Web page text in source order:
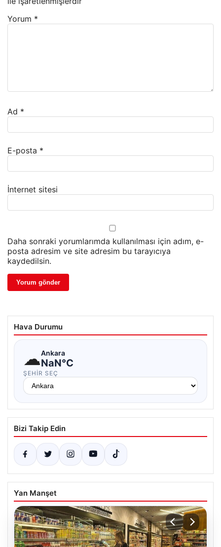
Yorum *
Ad *
E-posta *
İnternet sitesi
Daha sonraki yorumlarımda kullanılması için adım, e-
posta adresim ve site adresim bu tarayıcıya
kaydedilsin.
Hava Durumu
☁Ankara
NaN°C
ŞEHIR SEÇ
Bizi Takip Edin
Yan Manşet